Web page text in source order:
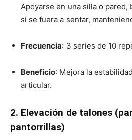
Apoyarse en una silla o pared,
si se fuera a sentar,
Frecuencia: 3 series de 10
Beneficio: Mejora la
articular.
2. Elevación de talones
pantorrillas)